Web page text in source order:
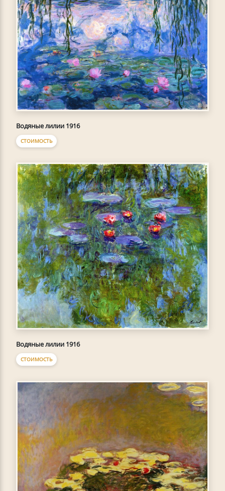
Водяные лилии 1916
СТОИМОСТЬ
Водяные лилии 1916
СТОИМОСТЬ